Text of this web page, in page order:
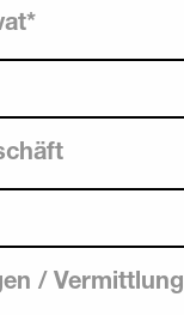
*
/ Vermittlung